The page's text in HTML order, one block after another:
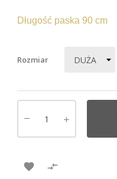
Długość paska 90 cm
Rozmiar
 